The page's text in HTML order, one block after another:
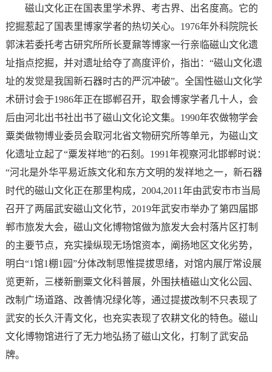
磁山文化正在国表里学术界、考古界、出名度高。它的
挖掘惹起了国表里博家学者的热切关心。1976年外科院院长
郭沫若委托考古研究所所长夏鼐等博家一行亲临磁山文化遗
址指点挖掘，并对遗址给夺了高度评价，指出：“磁山文化遗
址的发觉是我国新石器时古的严沉冲破”。全国性磁山文化学
术研讨会于1986年正在邯郸召开，取会博家学者几十人，会
后由河北出书社出书了磁山文化论文集。1990年农做物学会
粟类做物博业委员会取河北省文物研究所等单元，为磁山文
化遗址立起了“粟发祥地”的石刻。1991年视察河北邯郸时说：
“河北是外华平易近族文化和东方文明的发祥地之一，新石器
时代的磁山文化正在那里构成，2004,2011年由武安市市当局
召开了两届武安磁山文化节，2019年武安市举办了第四届邯
郸市旅发大会，磁山文化博物馆做为旅发大会村落片区打制
的主要节点，充实操纵现无场馆资本，阐扬地区文化劣势，
明白“1馆1棚1园”分体改制思惟提拔思绪，对馆内展厅常设展
览更新，三楼新删粟文化科普展，外围扶植磁山文化公园、
改制广场道路、改善情况绿化等，通过提拔改制不只表现了
武安的长久汗青文化，也充实表现了农耕文化的特色。磁山
文化博物馆进行了无力地弘扬了磁山文化，打制了武安品
牌。